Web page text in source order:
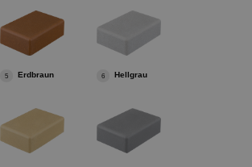
5 Erdbraun 6 Hellgrau